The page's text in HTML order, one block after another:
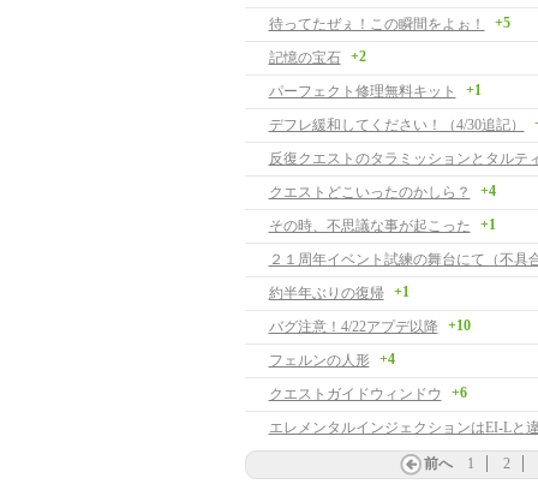
待ってたぜぇ！この瞬間をよぉ！
+5
記憶の宝石 +2
パーフェクト修理無料キット +1
デフレ緩和してください！（4/30追記）
クエストどこいったのかしら？ +4
その時、不思議な事が起こった +1
２１周年イベント試練の舞台にて（不具
約半年ぶりの復帰
+1
バグ注意！4/22アプデ以降 +10
フェルンの人形 +4
クエストガイドウィンドウ +6
前へ 1 2